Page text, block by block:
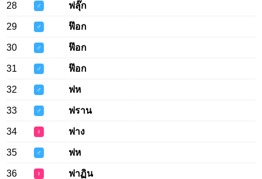
28 ♂ ฟลุ๊ก
29 ♂ ฟ๊อก
30 ♂ ฟ๊อก
31 ♂ ฟ๊อก
32 ♂ ฟห
33 ♂ ฟราน
34 ♀ ฟาง
35 ♂ ฟห
36 ♀ ฟาฏิน